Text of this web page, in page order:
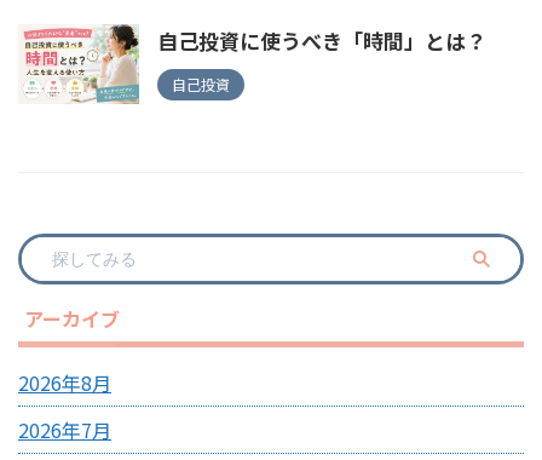
自己投資に使うべき「時間」とは？
自己投資
アーカイブ
2026年8月
2026年7月